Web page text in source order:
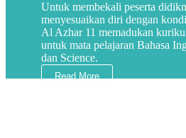
Untuk membekali peserta
menyesuaikan diri dengan
Al Azhar 11 memadukan
untuk mata pelajaran Bahasa
dan Science.
Read More